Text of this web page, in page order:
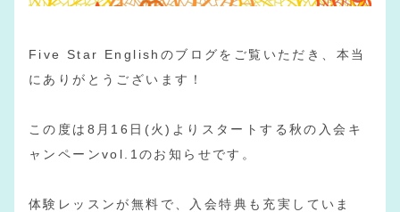
Five Star Englishのブログをご覧いただき、本当
にありがとうございます！
この度は8月16日(火)よりスタートする秋の入会キ
ャンペーンvol.1のお知らせです。
体験レッスンが無料で、入会特典も充実していま